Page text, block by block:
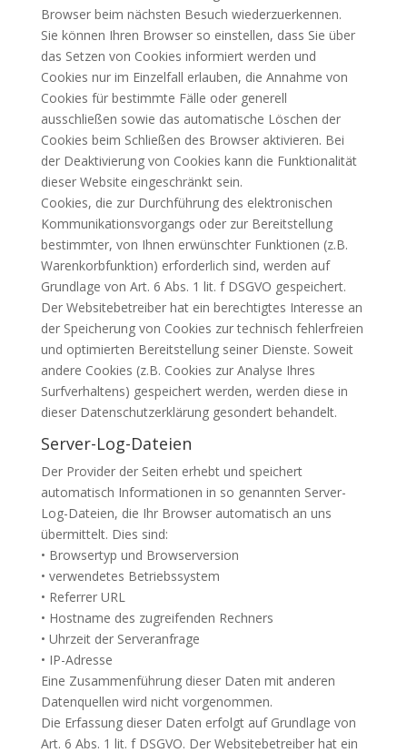
Browser beim nächsten Besuch wiederzuerkennen.
Sie können Ihren Browser so einstellen, dass Sie über
das Setzen von Cookies informiert werden und
Cookies nur im Einzelfall erlauben, die Annahme von
Cookies für bestimmte Fälle oder generell
ausschließen sowie das automatische Löschen der
Cookies beim Schließen des Browser aktivieren. Bei
der Deaktivierung von Cookies kann die Funktionalität
dieser Website eingeschränkt sein.
Cookies, die zur Durchführung des elektronischen
Kommunikationsvorgangs oder zur Bereitstellung
bestimmter, von Ihnen erwünschter Funktionen (z.B.
Warenkorbfunktion) erforderlich sind, werden auf
Grundlage von Art. 6 Abs. 1 lit. f DSGVO gespeichert.
Der Websitebetreiber hat ein berechtigtes Interesse an
der Speicherung von Cookies zur technisch fehlerfreien
und optimierten Bereitstellung seiner Dienste. Soweit
andere Cookies (z.B. Cookies zur Analyse Ihres
Surfverhaltens) gespeichert werden, werden diese in
dieser Datenschutzerklärung gesondert behandelt.
Server-Log-Dateien
Der Provider der Seiten erhebt und speichert
automatisch Informationen in so genannten Server-
Log-Dateien, die Ihr Browser automatisch an uns
übermittelt. Dies sind:
• Browsertyp und Browserversion
• verwendetes Betriebssystem
• Referrer URL
• Hostname des zugreifenden Rechners
• Uhrzeit der Serveranfrage
• IP-Adresse
Eine Zusammenführung dieser Daten mit anderen
Datenquellen wird nicht vorgenommen.
Die Erfassung dieser Daten erfolgt auf Grundlage von
Art. 6 Abs. 1 lit. f DSGVO. Der Websitebetreiber hat ein